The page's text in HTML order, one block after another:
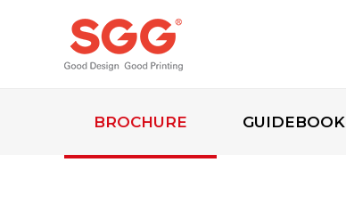
BROCHURE GUIDEBOOK